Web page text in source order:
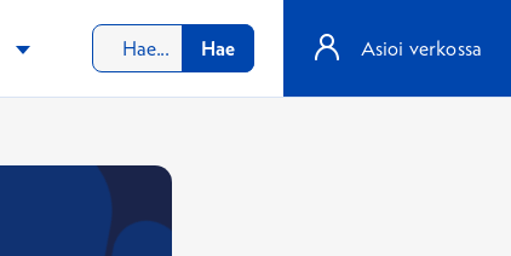
Hae Asioi verkossa